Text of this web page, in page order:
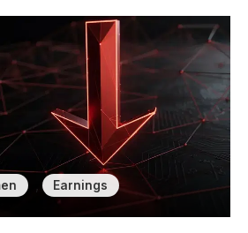
Earnings